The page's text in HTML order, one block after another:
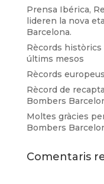
Prensa Ibérica,
lideren la nova
Barcelona.
Rècords
últims mesos
Rècords
Rècord de
Bombers
Moltes gràcies
Bombers
Comentaris